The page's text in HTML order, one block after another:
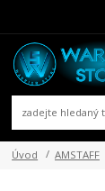
Úvod AMSTAFF